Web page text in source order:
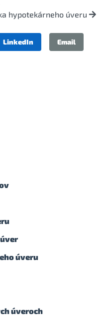
hypotekárneho úveru
LinkedIn Email
úveru
úveroch